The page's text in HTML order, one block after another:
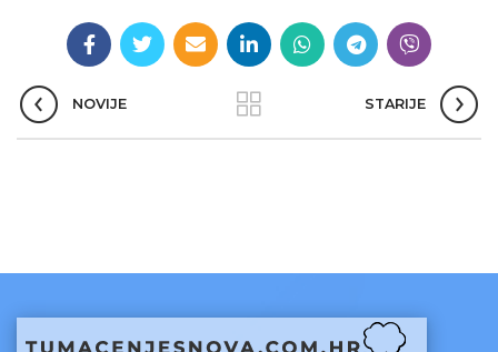
NOVIJE STARIJE